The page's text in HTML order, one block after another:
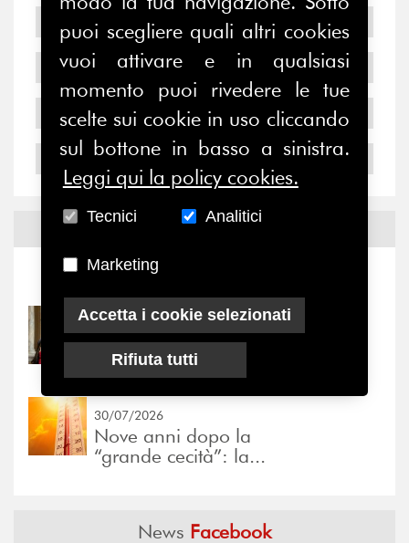
2006
2005
2004
Notizie ed
31/07/2026
Prima della pausa estiva,
il valore di...
30/07/2026
Nove anni dopo la
“grande cecità”: la...
News Facebook
puoi scegliere quali altri cookies
vuoi attivare e in qualsiasi
momento puoi rivedere le tue
scelte sui cookie in uso cliccando
sul bottone in basso a sinistra.
Leggi qui la policy cookies.
Tecnici Analitici
Marketing
Accetta i cookie selezionati
Rifiuta tutti